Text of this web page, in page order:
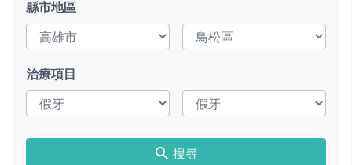
縣市地區
治療項目
搜尋